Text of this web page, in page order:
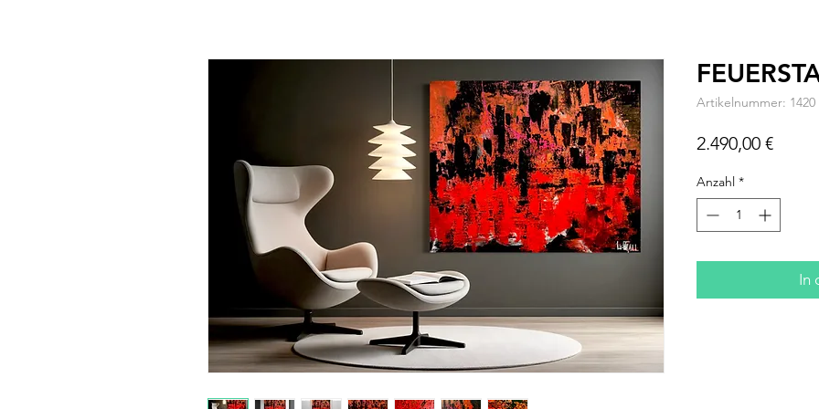
Artikelnummer: 1420
2.490,00 €Preis
Anzahl *
In